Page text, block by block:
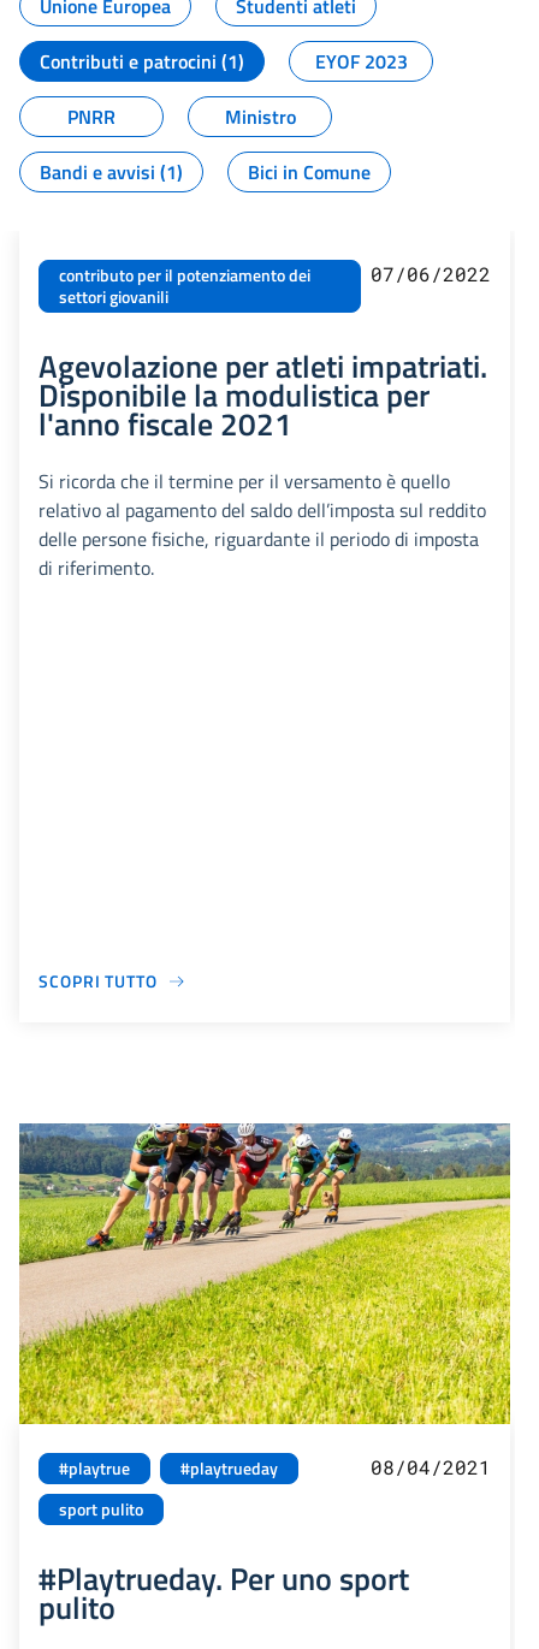
Unione Europea
Studenti atleti
Contributi e patrocini (1)
EYOF 2023
PNRR
Ministro
Bandi e avvisi (1)
Bici in Comune
contributo per il potenziamento dei
settori giovanili
07/06/2022
Agevolazione per atleti impatriati.
Disponibile la modulistica per
l'anno fiscale 2021
Si ricorda che il termine per il versamento è quello
relativo al pagamento del saldo dell’imposta sul reddito
delle persone fisiche, riguardante il periodo di imposta
di riferimento.
SCOPRI TUTTO
#playtrue
#playtrueday
sport pulito
08/04/2021
#Playtrueday. Per uno sport
pulito